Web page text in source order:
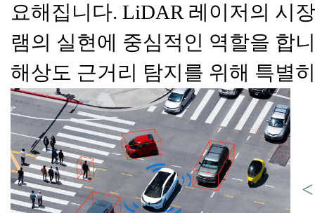
요해집니다. LiDAR 레이저의 시
램의 실현에 중심적인 역할을 합
해상도 근거리 탐지를 위해 특별